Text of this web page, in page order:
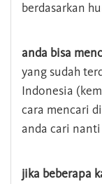
berdasarkan
anda bisa
yang sudah
Indonesia
cara mencari
anda cari
jika beberapa